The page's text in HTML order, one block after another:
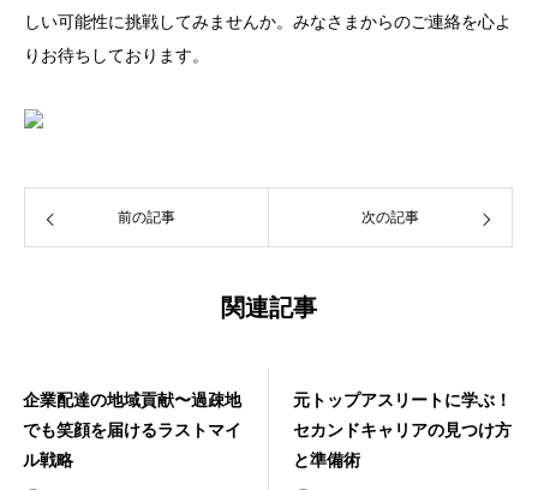
しい可能性に挑戦してみませんか。みなさまからのご連絡を心よ
りお待ちしております。
前の記事 次の記事
関連記事
企業配達の地域貢献〜過疎地
でも笑顔を届けるラストマイ
ル戦略
元トップアスリートに学ぶ！
セカンドキャリアの見つけ方
と準備術